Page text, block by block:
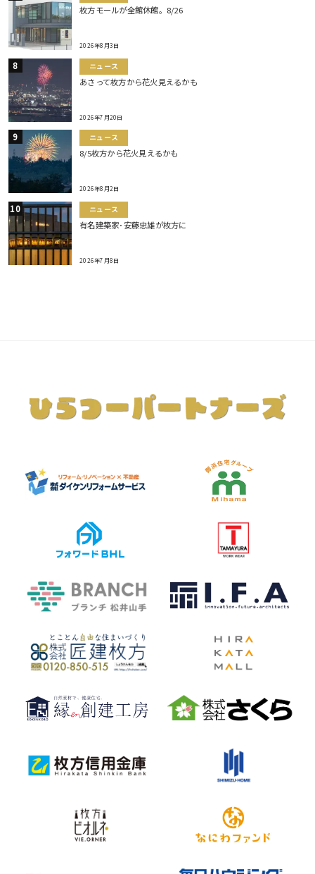
枚方モールが全館休館。8/26
2026年8月3日
ニュース
あさって枚方から花火見えるかも
2026年7月20日
ニュース
8/5枚方から花火見えるかも
2026年8月2日
ニュース
有名建築家･安藤忠雄が枚方に
2026年7月8日